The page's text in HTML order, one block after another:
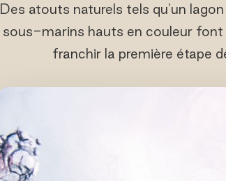
Des atouts naturels tels qu'un
sous-marins hauts en couleur font
franchir la première étape